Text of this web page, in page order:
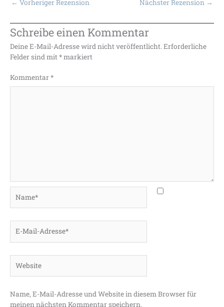
← Vorheriger Rezension Nächster Rezension →
Schreibe einen Kommentar
Deine E-Mail-Adresse wird nicht veröffentlicht.Erforderliche
Felder sind mit*markiert
Kommentar*
Mail-
Name, E-Mail-Adresse und Website in diesem Browser für
meinen nächsten Kommentar speichern.